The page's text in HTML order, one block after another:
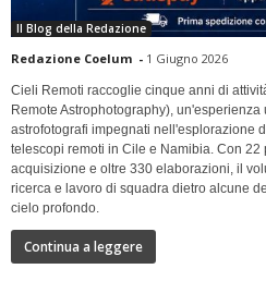
Il Blog della Redazione
Redazione Coelum - 1 Giugno 2026
Cieli Remoti raccoglie cinque anni di
Remote Astrophotography),
astrofotografi impegnati nell'esplorazione
telescopi remoti in Cile e Namibia. Con 22
acquisizione e oltre 330 elaborazioni, il
ricerca e lavoro di squadra dietro alcune
cielo profondo.
Continua a leggere